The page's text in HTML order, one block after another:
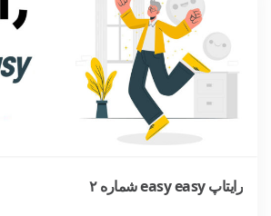
رایتاپ easy easy شماره ۲